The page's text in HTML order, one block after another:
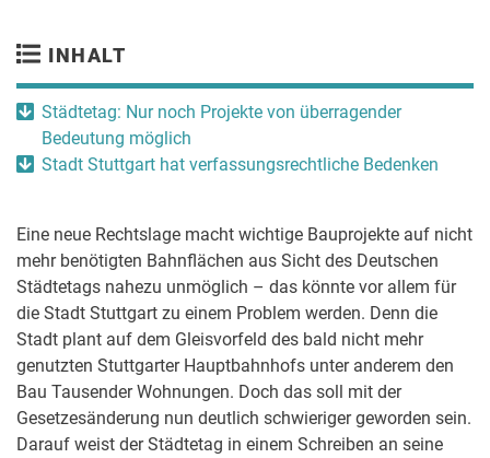
INHALT
Städtetag: Nur noch Projekte von überragender
Bedeutung möglich
Stadt Stuttgart hat verfassungsrechtliche Bedenken
Eine neue Rechtslage macht wichtige Bauprojekte auf nicht
mehr benötigten Bahnflächen aus Sicht des Deutschen
Städtetags nahezu unmöglich – das könnte vor allem für
die Stadt Stuttgart zu einem Problem werden. Denn die
Stadt plant auf dem Gleisvorfeld des bald nicht mehr
genutzten Stuttgarter Hauptbahnhofs unter anderem den
Bau Tausender Wohnungen. Doch das soll mit der
Gesetzesänderung nun deutlich schwieriger geworden sein.
Darauf weist der Städtetag in einem Schreiben an seine